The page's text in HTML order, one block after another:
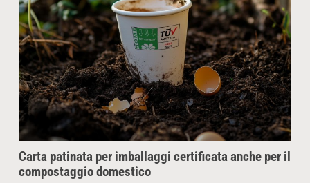
Carta patinata per imballaggi certificata anche per il
compostaggio domestico